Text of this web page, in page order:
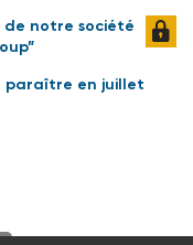
de notre société
paraître en juillet